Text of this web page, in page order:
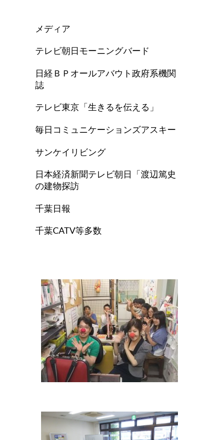
メディア
テレビ朝日モーニングバード
日経ＢＰオールアバウト政府系機関
誌
テレビ東京「生きるを伝える」
毎日コミュニケーションズアスキー
サンケイリビング
日本経済新聞テレビ朝日「渡辺篤史
の建物探訪
千葉日報
千葉CATV等多数